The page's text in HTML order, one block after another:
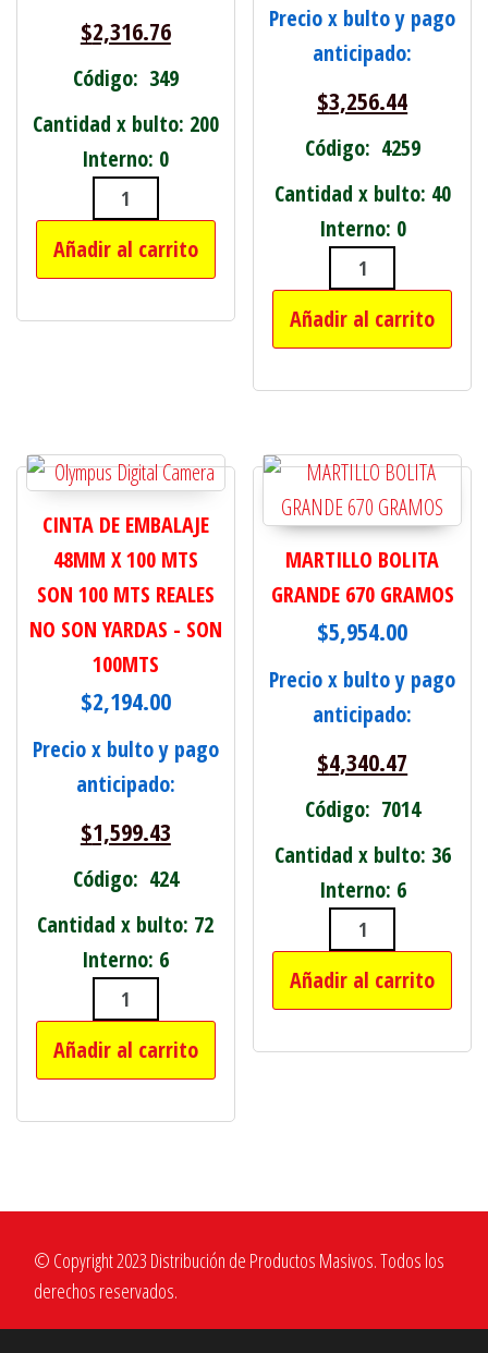
$2,316.76
Código: 349
Cantidad x bulto: 200
Interno: 0
PRENSA SARGENTO DE 5" cantidad
Añadir al carrito
Precio x bulto y pago
anticipado:
$3,256.44
Código: 4259
Cantidad x bulto: 40
Interno: 0
PLASTICO
Añadir al carrito
CINTA DE EMBALAJE
48MM X 100 MTS
SON 100 MTS REALES
NO SON YARDAS - SON
100MTS
$2,194.00
Precio x bulto y pago
anticipado:
$1,599.43
Código: 424
Cantidad x bulto: 72
Interno: 6
CINTA DE EMBALAJE 48MM X 100
Añadir al carrito
MARTILLO BOLITA
GRANDE 670 GRAMOS
$5,954.00
Precio x bulto y pago
anticipado:
$4,340.47
Código: 7014
Cantidad x bulto: 36
Interno: 6
MARTILLO
Añadir al carrito
© Copyright 2023 Distribución de Productos Masivos. Todos los
derechos reservados.